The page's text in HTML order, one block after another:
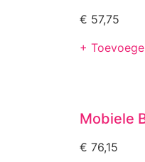
€ 57,75
+
Mobiele
€ 76,15